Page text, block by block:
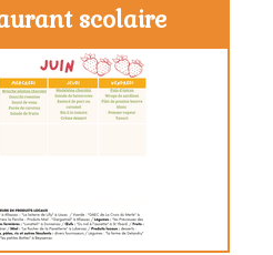
scolaire